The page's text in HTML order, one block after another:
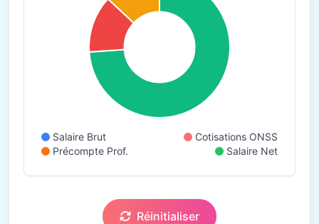
Salaire Brut
Cotisations ONSS
Précompte Prof.
Salaire Net
Réinitialiser